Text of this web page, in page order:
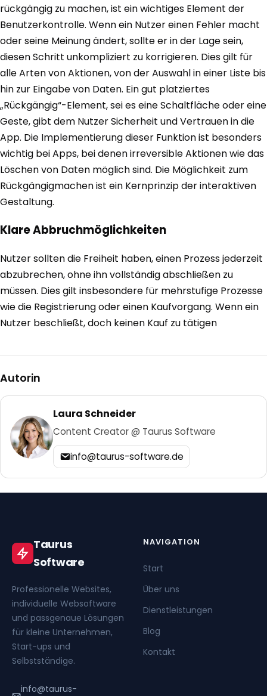
rückgängig zu machen, ist ein wichtiges Element der
Benutzerkontrolle. Wenn ein Nutzer einen Fehler macht
oder seine Meinung ändert, sollte er in der Lage sein,
diesen Schritt unkompliziert zu korrigieren. Dies gilt für
alle Arten von Aktionen, von der Auswahl in einer Liste bis
hin zur Eingabe von Daten. Ein gut platziertes
„Rückgängig“-Element, sei es eine Schaltfläche oder eine
Geste, gibt dem Nutzer Sicherheit und Vertrauen in die
App. Die Implementierung dieser Funktion ist besonders
wichtig bei Apps, bei denen irreversible Aktionen wie das
Löschen von Daten möglich sind. Die Möglichkeit zum
Rückgängigmachen ist ein Kernprinzip der interaktiven
Gestaltung.
Klare Abbruchmöglichkeiten
Nutzer sollten die Freiheit haben, einen Prozess jederzeit
abzubrechen, ohne ihn vollständig abschließen zu
müssen. Dies gilt insbesondere für mehrstufige Prozesse
wie die Registrierung oder einen Kaufvorgang. Wenn ein
Nutzer beschließt, doch keinen Kauf zu tätigen
Autorin
Laura Schneider
Content Creator @ Taurus Software
info@taurus-software.de
Taurus
Software
Professionelle Websites,
individuelle Websoftware
und passgenaue Lösungen
für kleine Unternehmen,
Start-ups und
Selbstständige.
info@taurus-
NAVIGATION
Start
Über uns
Dienstleistungen
Blog
Kontakt